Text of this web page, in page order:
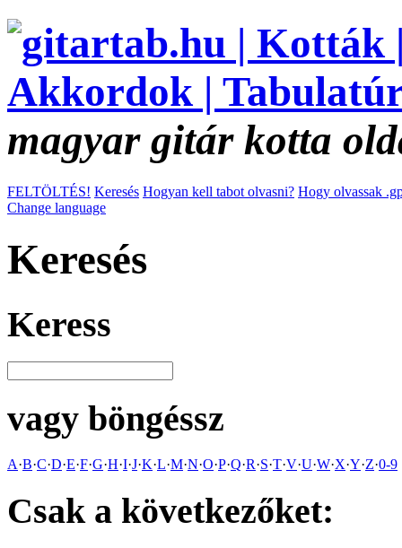
magyar gitár kotta
FELTÖLTÉS! Keresés Hogyan kell tabot olvasni? Hogy olvassak
Change language
Keresés
Keress
vagy böngéssz
A·B·C·D·E·F·G·H·I·J·K·L·M·N·O·P·Q·R·S·T·V·U·W·X·Y·Z·0-9
Csak a következőket: